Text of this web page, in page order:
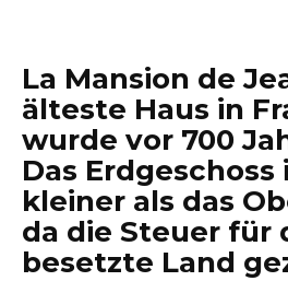
La Mansion de
älteste Haus in
wurde vor 700
Das
kleiner als das
da die Steuer für
besetzte Land